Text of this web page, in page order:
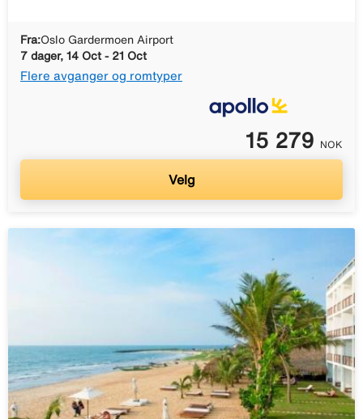
Fra:Oslo Gardermoen Airport
7 dager, 14 Oct - 21 Oct
Flere avganger og romtyper
15 279 NOK
Velg